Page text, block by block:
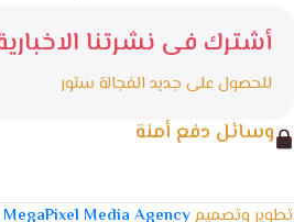
أشترك فى نشرتنا
للحصول على جديد الفجالة ستور
وسائل دفع أمنة
تطوير وتصميمMegaPixel Media Agency